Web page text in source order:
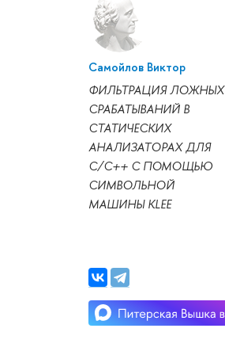
Самойлов Виктор
ФИЛЬТРАЦИЯ ЛОЖНЫХ
СРАБАТЫВАНИЙ В
СТАТИЧЕСКИХ
АНАЛИЗАТОРАХ ДЛЯ
С/С++ С ПОМОЩЬЮ
СИМВОЛЬНОЙ
МАШИНЫ KLEE